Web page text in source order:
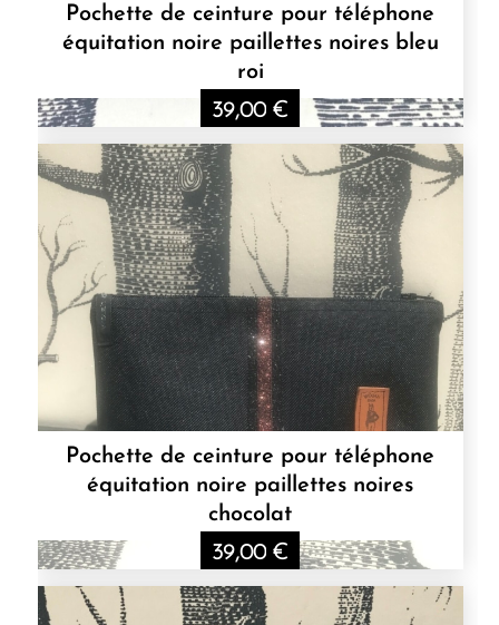
Pochette de ceinture pour téléphone
équitation noire paillettes noires bleu
roi
39,00 €
Pochette de ceinture pour téléphone
équitation noire paillettes noires
chocolat
39,00 €